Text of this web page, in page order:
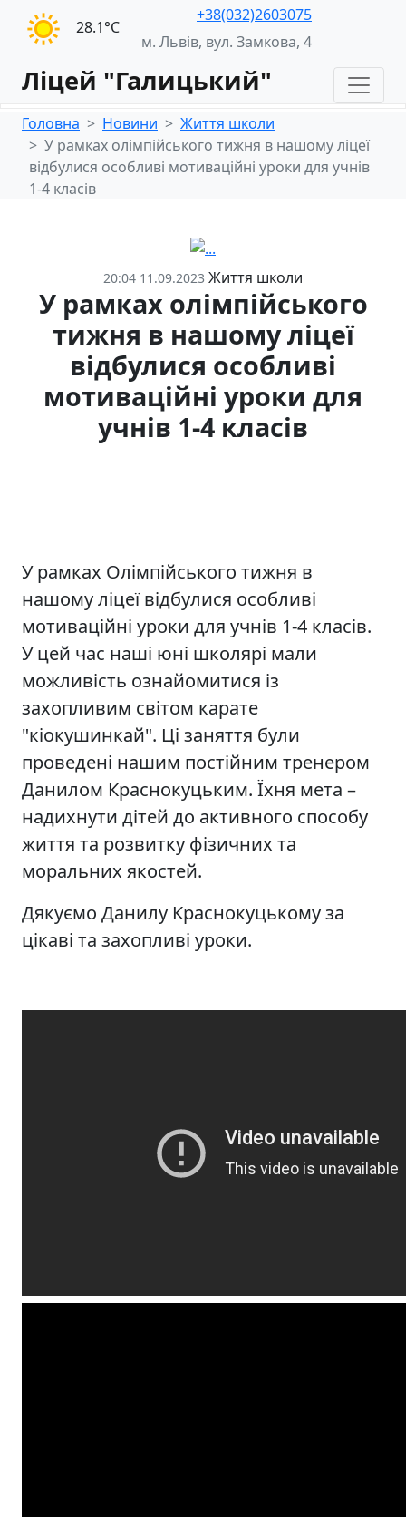
28.1°С
+38(032)2603075
м. Львів, вул. Замкова, 4
Ліцей "Галицький"
Головна Новини
Життя школи
У рамках олімпійського тижня в нашому ліцеї
відбулися особливі мотиваційні уроки для учнів
1-4 класів
20:04 11.09.2023 Життя школи
У рамках олімпійського
тижня в нашому ліцеї
відбулися особливі
мотиваційні уроки для
учнів 1-4 класів
У рамках Олімпійського тижня в
нашому ліцеї відбулися особливі
мотиваційні уроки для учнів 1-4 класів.
У цей час наші юні школярі мали
можливість ознайомитися із
захопливим світом карате
"кіокушинкай". Ці заняття були
проведені нашим постійним тренером
Данилом Краснокуцьким. Їхня мета –
надихнути дітей до активного способу
життя та розвитку фізичних та
моральних якостей.
Дякуємо Данилу Краснокуцькому за
цікаві та захопливі уроки.